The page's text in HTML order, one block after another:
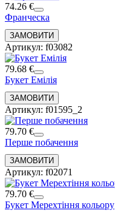
74.26 €
Франческа
Артикул: f03082
79.68 €
Букет Емілія
Артикул: f01595_2
79.70 €
Перше побачення
Артикул: f02071
79.70 €
Букет Мерехтіння кольору